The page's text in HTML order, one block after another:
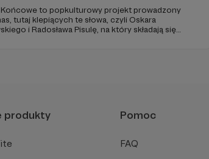
Końcowe to popkulturowy projekt prowadzony
tutaj klepiących te słowa, czyli Oskara
i Radosława Pisulę, na który składają się
produkty Pomoc
FAQ